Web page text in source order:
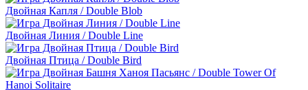
Двойная Капля / Double Blob
Двойная Линия / Double Line
Двойная Птица / Double Bird